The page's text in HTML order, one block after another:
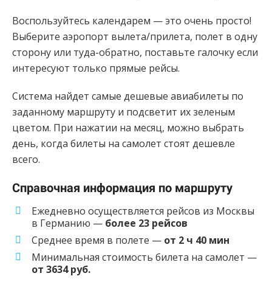
Воспользуйтесь календарем — это очень просто!
Выберите аэропорт вылета/прилета, полет в одну
сторону или туда-обратно, поставьте галочку если
интересуют только прямые рейсы.
Система найдет самые дешевые авиабилеты по
заданному маршруту и подсветит их зеленым
цветом. При нажатии на месяц, можно выбрать
день, когда билеты на самолет стоят дешевле
всего.
Справочная информация по маршруту
Ежедневно осуществляется рейсов из Москвы
в Германию — более 23 рейсов
Среднее время в полете — от 2 ч 40 мин
Минимальная стоимость билета на самолет —
от 3634 руб.